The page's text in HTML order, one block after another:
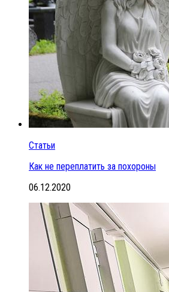
Статьи
Как не переплатить за похороны
06.12.2020